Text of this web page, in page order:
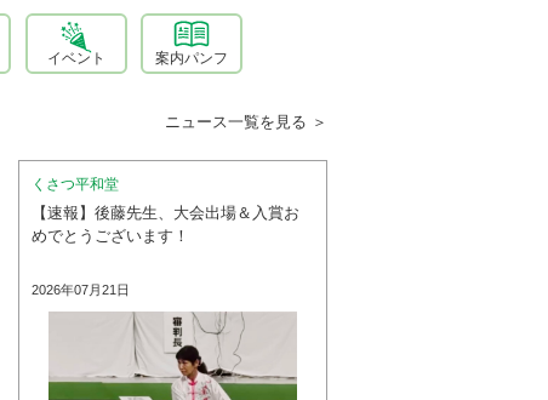
イベント 案内パンフ
ニュース一覧を見る ＞
くさつ平和堂
【速報】後藤先生、大会出場＆入賞お
めでとうございます！
2026年07月21日